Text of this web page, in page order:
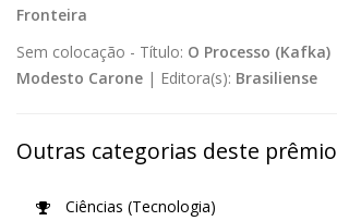
Fronteira
Sem colocação - Título: O Processo (Kafka)
Modesto Carone | Editora(s): Brasiliense
Outras categorias deste prêmio
Ciências (Tecnologia)